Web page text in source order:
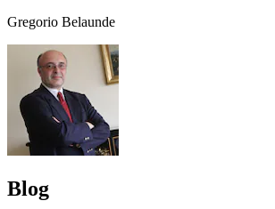
Gregorio Belaunde
Blog